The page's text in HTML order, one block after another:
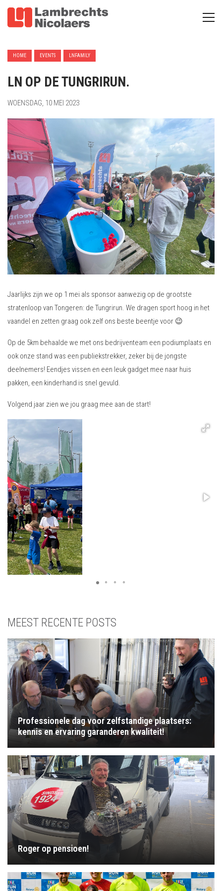
HOME EVENTS LNFAMILY
LN OP DE TUNGRIRUN.
WOENSDAG, 10 MEI 2023
Jaarlijks zijn we op 1 mei als sponsor aanwezig op de grootste
stratenloop van Tongeren: de Tungrirun. We dragen sport hoog in het
vaandel en zetten graag ook zelf ons beste beentje voor 😉
Op de 5km behaalde we met ons bedrijventeam een podiumplaats en
ook onze stand was een publiekstrekker, zeker bij de jongste
deelnemers! Eendjes vissen en een leuk gadget mee naar huis
pakken, een kinderhand is snel gevuld.
Volgend jaar zien we jou graag mee aan de start!
MEEST RECENTE POSTS
Professionele dag voor zelfstandige plaatsers:
kennis en ervaring garanderen kwaliteit!
Roger op pensioen!